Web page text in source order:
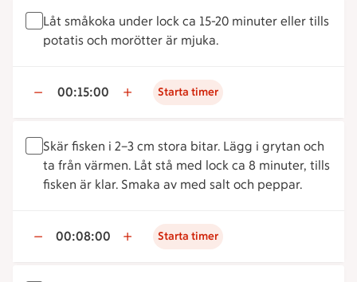
Låt småkoka under lock ca 15-20 minuter eller tills
potatis och morötter är mjuka.
00:15:00 Starta timer
Skär fisken i 2–3 cm stora bitar. Lägg i grytan och
ta från värmen. Låt stå med lock ca 8 minuter, tills
fisken är klar. Smaka av med salt och peppar.
00:08:00 Starta timer